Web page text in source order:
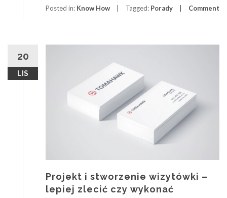
Posted in: Know How Tagged: Porady Comment
20
LIS
Projekt i stworzenie wizytówki –
lepiej zlecić czy wykonać